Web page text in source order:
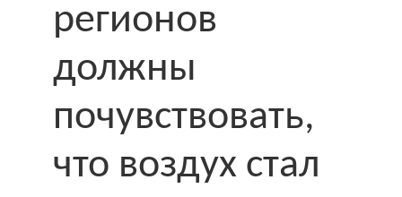
регионов
должны
почувствовать,
что воздух стал